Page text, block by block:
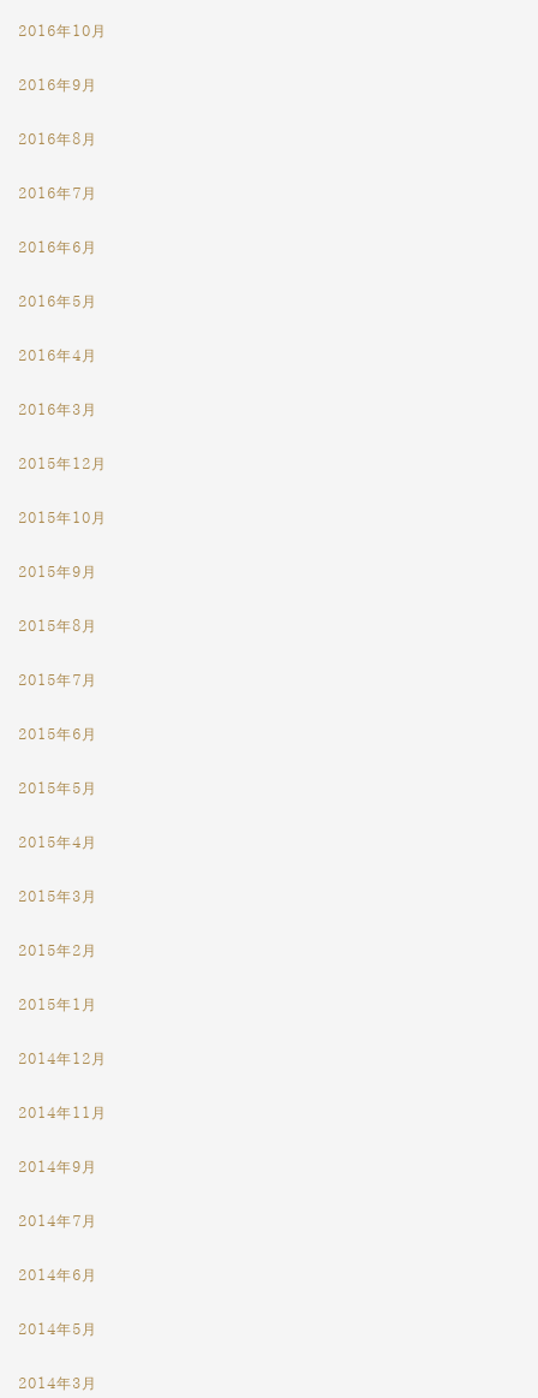
2016年10月
2016年9月
2016年8月
2016年7月
2016年6月
2016年5月
2016年4月
2016年3月
2015年12月
2015年10月
2015年9月
2015年8月
2015年7月
2015年6月
2015年5月
2015年4月
2015年3月
2015年2月
2015年1月
2014年12月
2014年11月
2014年9月
2014年7月
2014年6月
2014年5月
2014年3月